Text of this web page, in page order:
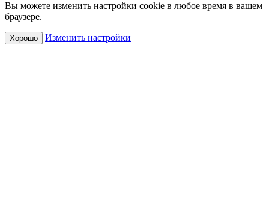
Вы можете изменить настройки cookie в любое время в вашем
браузере.
Хорошо Изменить настройки